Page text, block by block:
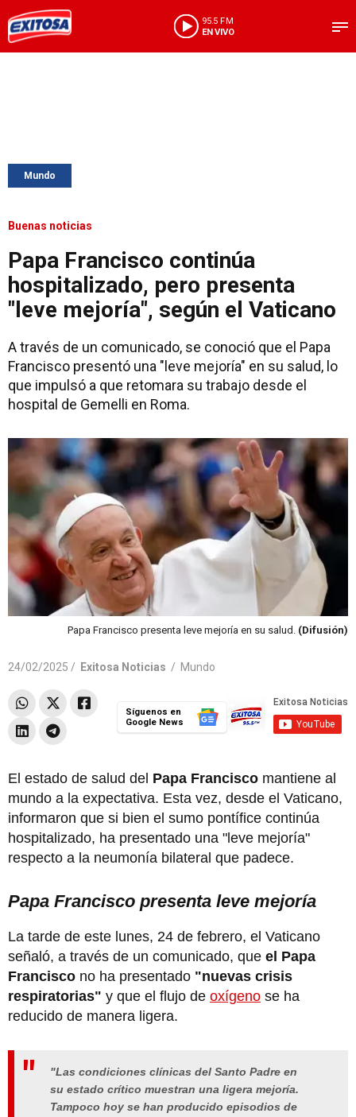
95.5 FM
EN VIVO
Mundo
Buenas noticias
Papa Francisco continúa
hospitalizado, pero presenta
"leve mejoría", según el Vaticano
A través de un comunicado, se conoció que el Papa
Francisco presentó una "leve mejoría" en su salud, lo
que impulsó a que retomara su trabajo desde el
hospital de Gemelli en Roma.
Papa Francisco presenta leve mejoría en su salud. (Difusión)
24/02/2025 / Exitosa Noticias / Mundo
Síguenos en
Google News
El estado de salud del Papa Francisco mantiene al
mundo a la expectativa. Esta vez, desde el Vaticano,
informaron que si bien el sumo pontífice continúa
hospitalizado, ha presentado una "leve mejoría"
respecto a la neumonía bilateral que padece.
Papa Francisco presenta leve mejoría
La tarde de este lunes, 24 de febrero, el Vaticano
señaló, a través de un comunicado, que el Papa
Francisco no ha presentado "nuevas crisis
respiratorias" y que el flujo de oxígeno se ha
reducido de manera ligera.
"Las condiciones clínicas del Santo Padre en
su estado crítico muestran una ligera mejoría.
Tampoco hoy se han producido episodios de